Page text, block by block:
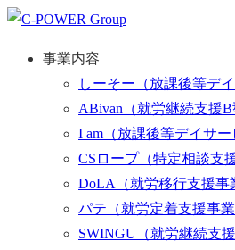
事業内容
しーそー （放課後等デ
ABivan （就労継続支援B
I am （放課後等デイサー
CSロープ（特定相談支
DoLA
（就労移行支援事
パテ （就労定着支援事業
SWINGU （就労継続支